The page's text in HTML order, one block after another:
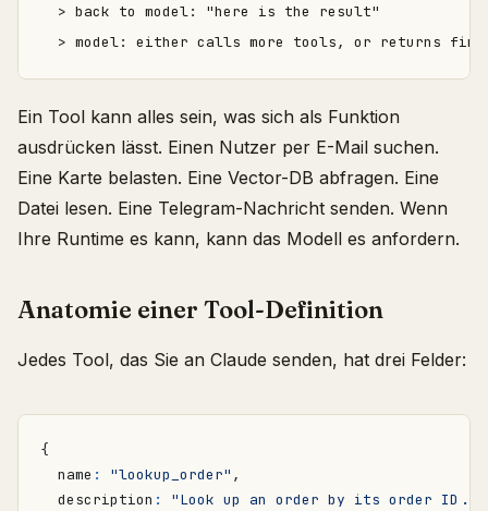
  > back to model: "here is the result"
Ein Tool kann alles sein, was sich als Funktion
ausdrücken lässt. Einen Nutzer per E-Mail suchen.
Eine Karte belasten. Eine Vector-DB abfragen. Eine
Datei lesen. Eine Telegram-Nachricht senden. Wenn
Ihre Runtime es kann, kann das Modell es anfordern.
Anatomie einer Tool-Definition
Jedes Tool, das Sie an Claude senden, hat drei Felder:
{
name : "lookup_order" ,
description :
"Look up an order by its order